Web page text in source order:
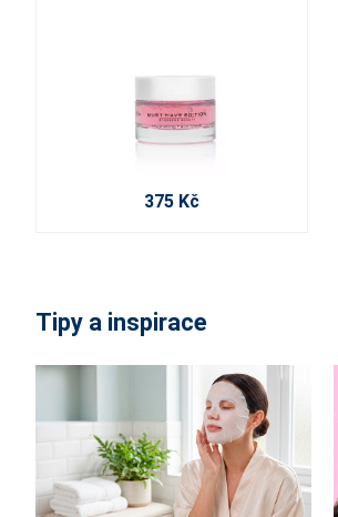
375 Kč
Tipy a inspirace